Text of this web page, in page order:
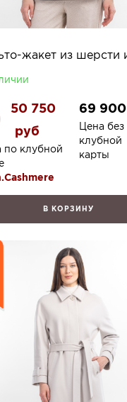
50 750
руб
по клубной
69 900
Цена без
клубной
карты
В КОРЗИНУ